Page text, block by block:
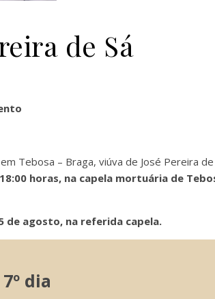
de Sá
Tebosa – Braga, viúva de José Pereira
horas, na capela mortuária de
de agosto, na referida capela.
dia